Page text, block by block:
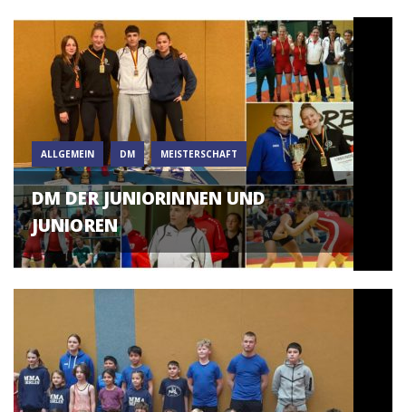
ALLGEMEIN DM MEISTERSCHAFT
DM DER JUNIORINNEN UND
JUNIOREN